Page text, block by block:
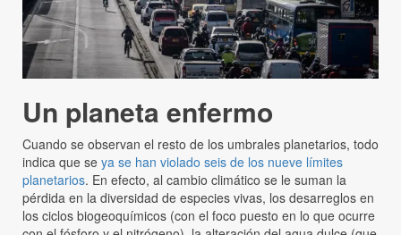
Un planeta enfermo
Cuando se observan el resto de los umbrales planetarios, todo
indica que se ya se han violado seis de los nueve límites
planetarios. En efecto, al cambio climático se le suman la
pérdida en la diversidad de especies vivas, los desarreglos en
los ciclos biogeoquímicos (con el foco puesto en lo que ocurre